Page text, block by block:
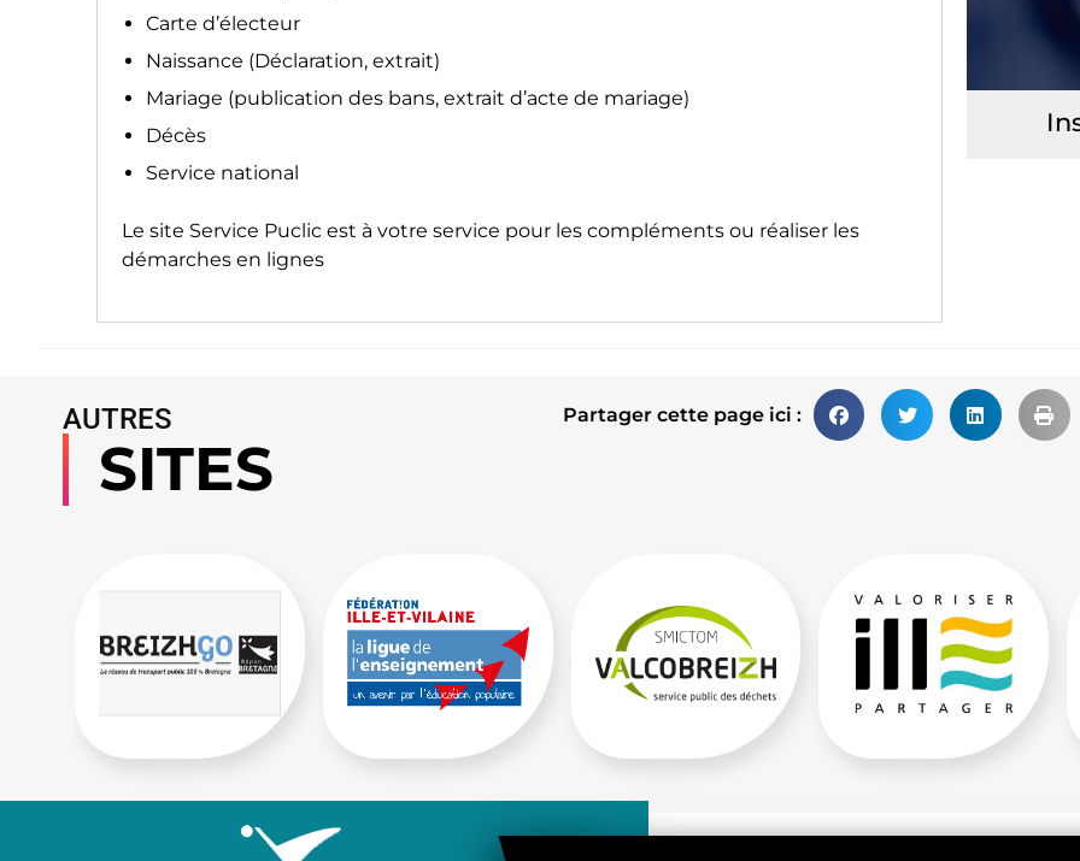
Carte d’électeur
Naissance (Déclaration, extrait)
Mariage (publication des bans, extrait d’acte de mariage)
Décès
Service national
Le site Service Puclic est à votre service pour les compléments ou réaliser les
démarches en lignes
Partager cette page ici :
AUTRES
SITES